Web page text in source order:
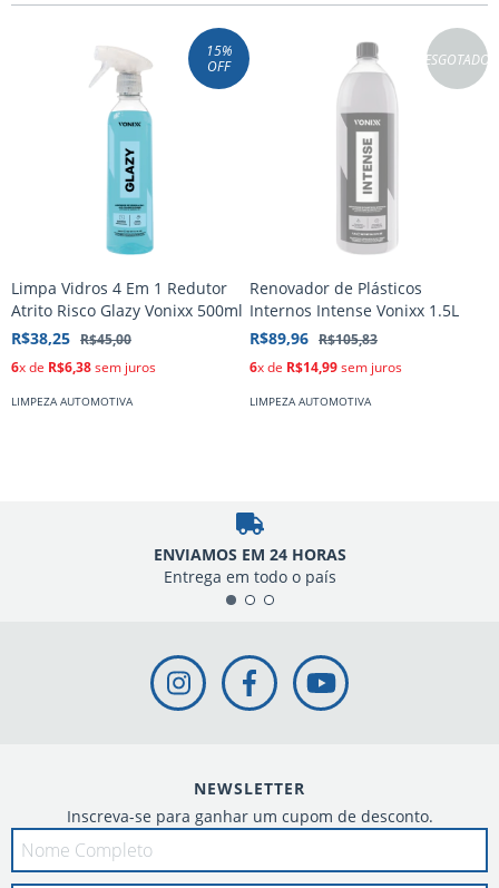
15%
OFF
Limpa Vidros 4 Em 1 Redutor
Atrito Risco Glazy Vonixx 500ml
R$38,25 R$45,00
6x de R$6,38sem juros
LIMPEZA AUTOMOTIVA
ESGOTADO
Renovador de Plásticos
Internos Intense Vonixx 1.5L
R$89,96 R$105,83
6x de R$14,99sem juros
LIMPEZA AUTOMOTIVA
ENVIAMOS EM 24 HORAS
Entrega em todo o país
NEWSLETTER
Inscreva-se para ganhar um cupom de desconto.